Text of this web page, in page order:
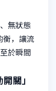
無狀態
衡，讓流
於瞬間
關」